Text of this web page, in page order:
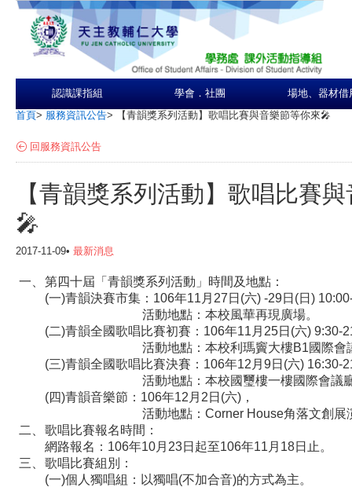
認識課指組 學會．社團 場地、器材借
首頁> 服務資訊公告> 【青韻獎系列活動】歌唱比賽與音樂節等你來🎤
回服務資訊公告
【青韻獎系列活動】歌唱比賽
🎤
2017-11-09• 最新消息
一 第四十屆 「 青韻獎系列 活動 」 時間 及地點 ：
(一)青韻決賽市集 ： 106年11 月 27 日 (六) -29日 (日 )
活動地點 ： 本校風華再現 廣場。
(二)青韻全國歌唱比賽初賽 ： 106年11 月 25日 (六) 9:30-2
活動地點 ： 本校利 瑪竇大樓B1國 際會
(三)青韻全國歌唱比賽決賽 ： 106年12 月 9日 (六) 16:30-2
活動地點 ： 本校國璽樓一樓國 際會議
(四)青韻音樂節 ： 106年12 月 2 日 (六) ，
活動地點 ： Corner House角落文創 展
二
歌唱比賽報名時間 ：
網路報名 ： 106年10月 23日 起至106年11 月 18日 止 。
三
歌唱比賽組 別
：
(一)個 人 獨唱組 ： 以獨唱(不加合音)的方式為主。